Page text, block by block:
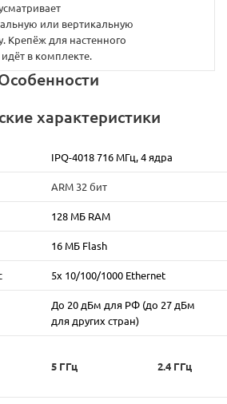
или вертикальную
Крепёж для настенного
в комплекте.
характеристики
IPQ-4018 716 МГц, 4 ядра
ARM 32 бит
128 МБ RAM
16 МБ Flash
5х 10/100/1000 Ethernet
До 20 дБм для РФ (до 27 дБм
для других стран)
5 ГГц 2.4 ГГц